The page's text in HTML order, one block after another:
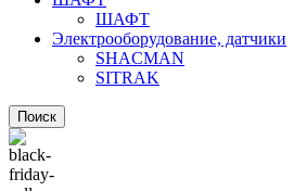
ШАФТ
Электрооборудование, датчики
SHACMAN
SITRAK
Поиск